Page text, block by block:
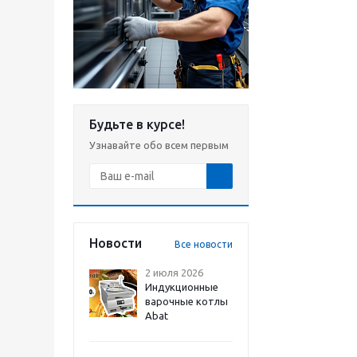
Будьте в курсе!
Узнавайте обо всем первым
Новости Все новости
2 июля 2026
Индукционные
варочные котлы
Abat